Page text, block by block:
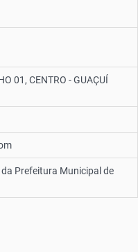
01, CENTRO - GUAÇUÍ
Prefeitura Municipal de